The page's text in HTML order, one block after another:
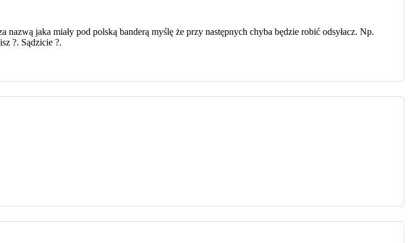
jaka miały pod polską banderą myślę że przy następnych chyba będzie robić odsyłacz. Np.
?. Sądzicie ?.